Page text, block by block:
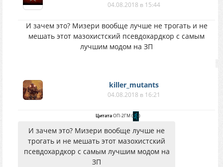
04.08.2018 в 15:44
И зачем это? Мизери вообще лучше не трогать и не
мешать этот мазохистский псевдохардкор с самым
лучшим модом на ЗП
killer_mutants
04.08.2018 в 16:21
ЦитатаОП-2ГМ( )
И зачем это? Мизери вообще лучше не
трогать и не мешать этот мазохистский
псевдохардкор с самым лучшим модом на
ЗП